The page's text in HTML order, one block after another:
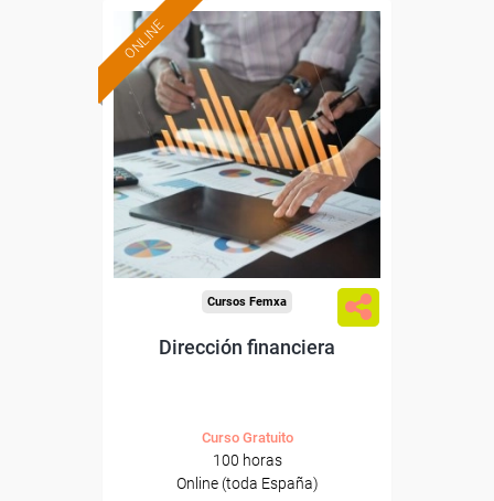
ONLINE
Formación 100%
subvencionada.
Para desempleados,
trabajadores y autónomos.
Sector
-Finanzas y Seguros.
Cursos Femxa
Dirección financiera
Curso Gratuito
100 horas
Online (toda España)